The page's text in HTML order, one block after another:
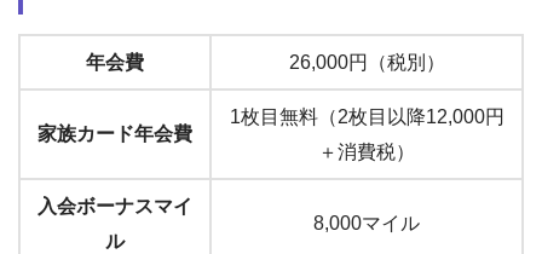
年会費 26,000円（税別）
家族カード年会費
1枚目無料（2枚目以降12,000円
＋消費税）
入会ボーナスマイ
ル
8,000マイル